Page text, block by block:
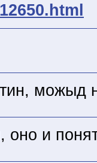
можыд
оно и